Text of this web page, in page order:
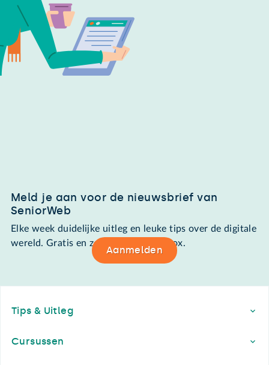
Meld je aan voor de nieuwsbrief van
SeniorWeb
Elke week duidelijke uitleg en leuke tips over de digitale
wereld. Gratis en zomaar in de mailbox.
Aanmelden
Tips & Uitleg
Cursussen